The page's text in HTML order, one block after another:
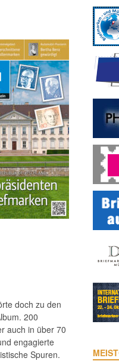
doch zu den
200
auch in über 70
engagierte
Spuren.